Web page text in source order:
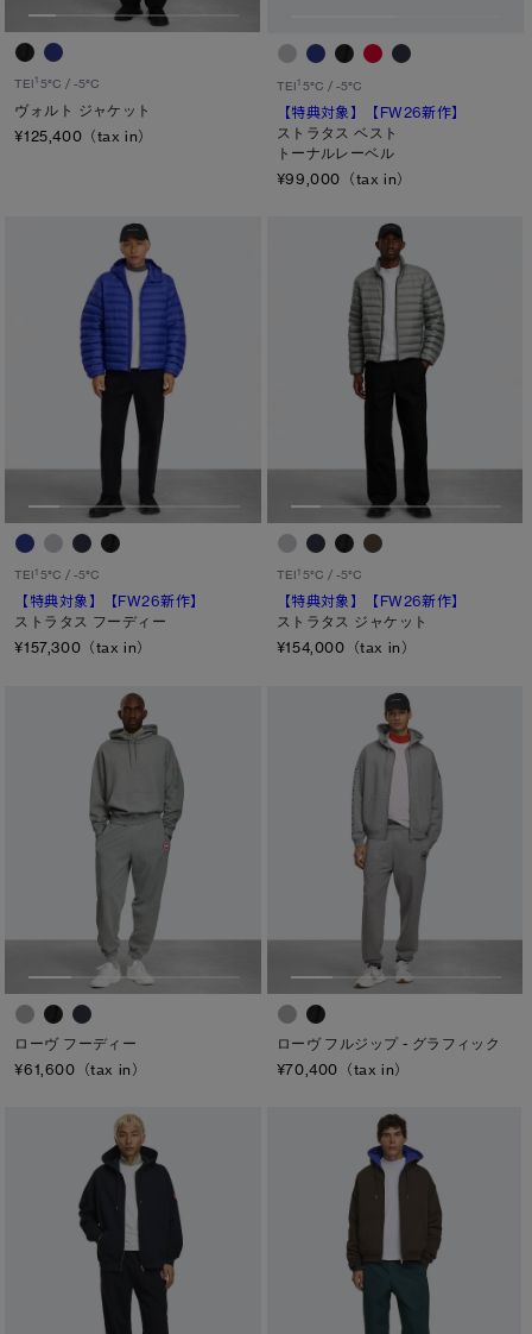
TEI1 5°C / -5°C
ヴォルト ジャケット
¥125,400（tax in）
TEI15°C / -5°C
【特典対象】
【FW26新作】
ストラタス ベスト
トーナルレーベル
¥99,000（tax in）
TEI1 5°C / -5°C
【特典対象】
【FW26新作】
ストラタス フーディー
¥157,300（tax in）
TEI15°C / -5°C
【特典対象】
【FW26新作】
ストラタス ジャケット
¥154,000（tax in）
ローヴ フーディー
¥61,600（tax in）
ローヴ フルジップ - グラフィック
¥70,400（tax in）